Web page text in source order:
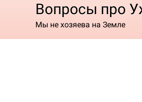
Вопросы про
Мы не хозяева на Земле